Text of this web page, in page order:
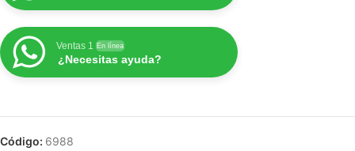
Ventas 1 En línea
¿Necesitas ayuda?
Código: 6988